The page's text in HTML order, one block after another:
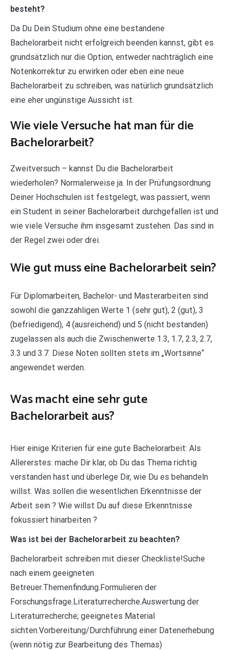
besteht?
Da Du Dein Studium ohne eine bestandene
Bachelorarbeit nicht erfolgreich beenden kannst, gibt es
grundsätzlich nur die Option, entweder nachträglich eine
Notenkorrektur zu erwirken oder eben eine neue
Bachelorarbeit zu schreiben, was natürlich grundsätzlich
eine eher ungünstige Aussicht ist.
Wie viele Versuche hat man für die
Bachelorarbeit?
Zweitversuch – kannst Du die Bachelorarbeit
wiederholen? Normalerweise ja. In der Prüfungsordnung
Deiner Hochschulen ist festgelegt, was passiert, wenn
ein Student in seiner Bachelorarbeit durchgefallen ist und
wie viele Versuche ihm insgesamt zustehen. Das sind in
der Regel zwei oder drei.
Wie gut muss eine Bachelorarbeit sein?
Für Diplomarbeiten, Bachelor- und Masterarbeiten sind
sowohl die ganzzahligen Werte 1 (sehr gut), 2 (gut), 3
(befriedigend), 4 (ausreichend) und 5 (nicht bestanden)
zugelassen als auch die Zwischenwerte 1.3, 1.7, 2.3, 2.7,
3.3 und 3.7. Diese Noten sollten stets im „Wortsinne“
angewendet werden.
Was macht eine sehr gute
Bachelorarbeit aus?
Hier einige Kriterien für eine gute Bachelorarbeit: Als
Allererstes: mache Dir klar, ob Du das Thema richtig
verstanden hast und überlege Dir, wie Du es behandeln
willst. Was sollen die wesentlichen Erkenntnisse der
Arbeit sein ? Wie willst Du auf diese Erkenntnisse
fokussiert hinarbeiten ?
Was ist bei der Bachelorarbeit zu beachten?
Bachelorarbeit schreiben mit dieser Checkliste!Suche
nach einem geeigneten
Betreuer.Themenfindung.Formulieren der
Forschungsfrage.Literaturrecherche.Auswertung der
Literaturrecherche; geeignetes Material
sichten.Vorbereitung/Durchführung einer Datenerhebung
(wenn nötig zur Bearbeitung des Themas)